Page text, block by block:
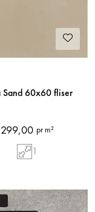
Sand 60x60 fliser
299,00 pr m²
1